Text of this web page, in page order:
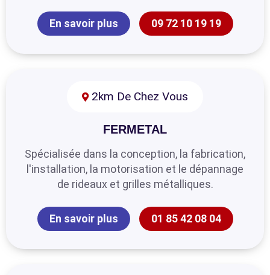
En savoir plus 09 72 10 19 19
2km De Chez Vous
FERMETAL
Spécialisée dans la conception, la fabrication,
l'installation, la motorisation et le dépannage
de rideaux et grilles métalliques.
En savoir plus 01 85 42 08 04